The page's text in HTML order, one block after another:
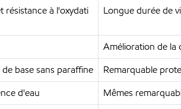
résistance à l'oxydati
Longue durée de
Amélioration de la
base sans paraffine
Remarquable
d'eau
Mêmes